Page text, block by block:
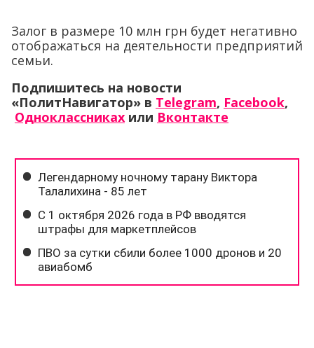
Залог в размере 10 млн грн будет негативно
отображаться на деятельности предприятий
семьи.
Подпишитесь на новости
«ПолитНавигатор» в Telegram, Facebook,
Одноклассниках или Вконтакте